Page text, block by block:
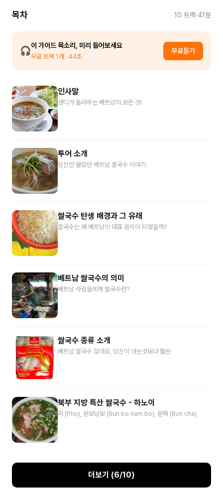
목차 10 트랙 41분
🎧이 가이드 목소리, 미리 들어보세요
무료 트랙 1개 · 44초
무료듣기
인사말
샌디가 들려주는 베트남의 모든 것!
투어 소개
당신만 몰랐던 베트남 쌀국수 이야기
쌀국수 탄생 배경과 그 유래
쌀국수는 왜 베트남의 대표 음식이 되었을까?
베트남 쌀국수의 의미
베트남 사람들에게 쌀국수란?
쌀국수 종류 소개
베트남 쌀국수 많아요, 당신이 아는것보다 훨씬
북부 지방 특산 쌀국수 - 하노이
퍼 (Pho), 분보남보 (Bun bo nam bo), 분짜 (Bun cha)
더보기 (6/10)